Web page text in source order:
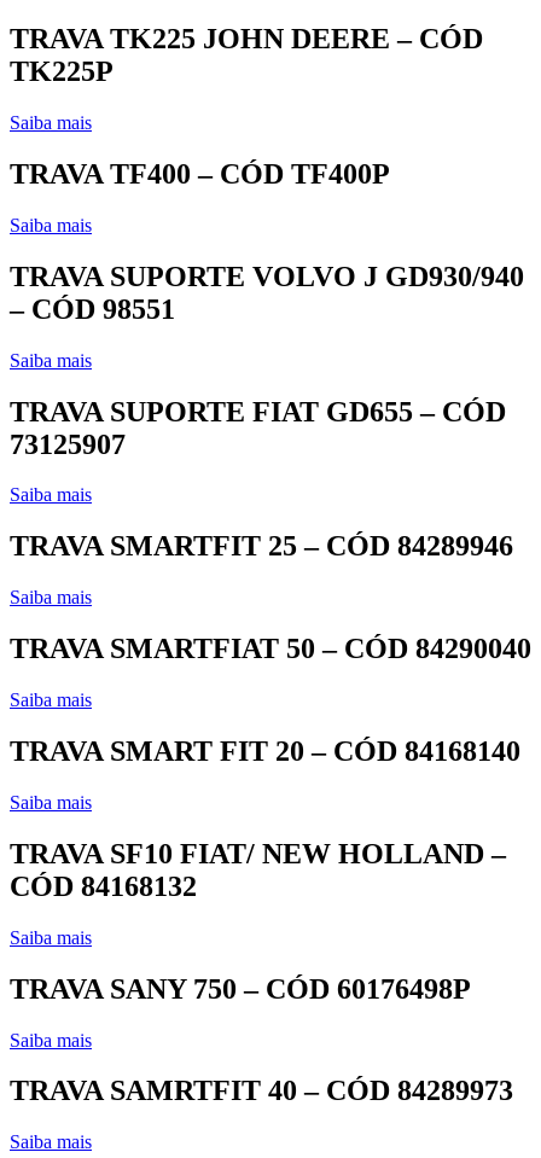
TRAVA TK225 JOHN DEERE – CÓD
TK225P
Saiba mais
TRAVA TF400 – CÓD TF400P
Saiba mais
TRAVA SUPORTE VOLVO J GD930/940
– CÓD 98551
Saiba mais
TRAVA SUPORTE FIAT GD655 – CÓD
73125907
Saiba mais
TRAVA SMARTFIT 25 – CÓD 84289946
Saiba mais
TRAVA SMARTFIAT 50 – CÓD 84290040
Saiba mais
TRAVA SMART FIT 20 – CÓD 84168140
Saiba mais
TRAVA SF10 FIAT/ NEW HOLLAND –
CÓD 84168132
Saiba mais
TRAVA SANY 750 – CÓD 60176498P
Saiba mais
TRAVA SAMRTFIT 40 – CÓD 84289973
Saiba mais